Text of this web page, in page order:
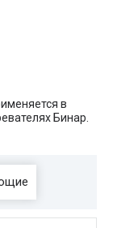
в
Бинар.